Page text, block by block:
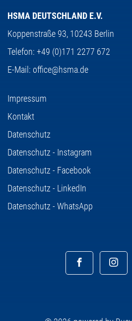
HSMA DEUTSCHLAND E.V.
Koppenstraße 93, 10243 Berlin
Telefon: +49 (0)171 2277 672
E-Mail: office@hsma.de
Impressum
Kontakt
Datenschutz
Datenschutz - Instagram
Datenschutz - Facebook
Datenschutz - LinkedIn
Datenschutz - WhatsApp